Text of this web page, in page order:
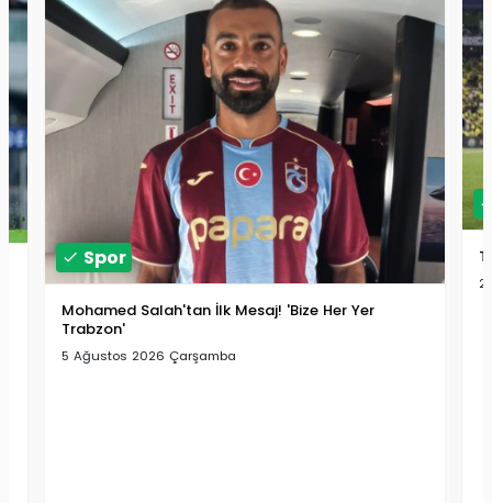
Spor
Mohamed Salah'tan İlk Mesaj! 'Bize Her Yer
Trabzon'
5 Ağustos 2026 Çarşamba